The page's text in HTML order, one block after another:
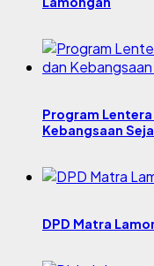
Program
Kebangsaan
DPD Matra